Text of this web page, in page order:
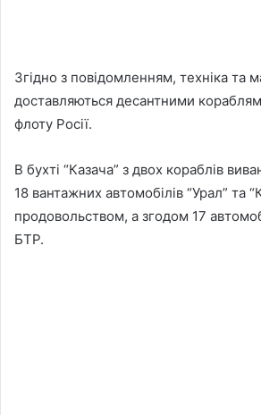
Згідно з повідомленням, техніка та
доставляються десантними
флоту Росії.
В бухті “Казача” з двох кораблів
18 вантажних автомобілів “Урал” та
продовольством, а згодом 17
БТР.